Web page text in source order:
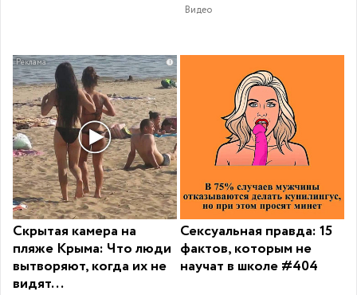
Видео
i
Скрытая камера на
пляже Крыма: Что люди
вытворяют, когда их не
видят...
Сексуальная правда: 15
фактов, которым не
научат в школе #404